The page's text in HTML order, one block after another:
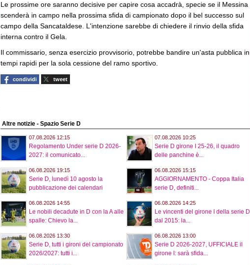
Le prossime ore saranno decisive per capire cosa accadrà, specie se il Messina
scenderà in campo nella prossima sfida di campionato dopo il bel successo sul
campo della Sancataldese. L'intenzione sarebbe di chiedere il rinvio della sfida
interna contro il Gela.
Il commissario, senza esercizio provvisorio, potrebbe bandire un'asta pubblica in
tempi rapidi per la sola cessione del ramo sportivo.
condividi tweet
Altre notizie - Spazio Serie D
07.08.2026 12:15
Regolamento Under serie D 2026-
2027: il comunicato...
07.08.2026 10:25
Serie D girone I 25-26, il quadro
delle panchine è...
06.08.2026 19:15
Serie D, lunedì 10 agosto la
pubblicazione dei calendari
06.08.2026 15:15
AGGIORNAMENTO - Coppa Italia
serie D, definiti...
06.08.2026 14:55
Le nobili decadute in D con la A alle
spalle: Chievo la...
06.08.2026 14:25
Le vincenti del girone I della serie D
dal 2015: la...
06.08.2026 13:30
Serie D, tutti i gironi del campionato
2026/2027: tutti i...
06.08.2026 13:00
Serie D 2026-2027, UFFICIALE il
girone I: sarà sfida...